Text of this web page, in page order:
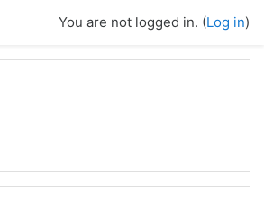
You are not logged in. (Log in)